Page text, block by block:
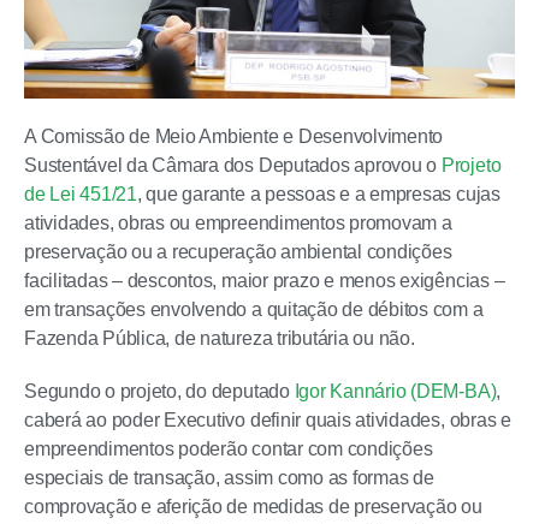
A Comissão de Meio Ambiente e Desenvolvimento
Sustentável da Câmara dos Deputados aprovou o Projeto
de Lei 451/21, que garante a pessoas e a empresas cujas
atividades, obras ou empreendimentos promovam a
preservação ou a recuperação ambiental condições
facilitadas – descontos, maior prazo e menos exigências –
em transações envolvendo a quitação de débitos com a
Fazenda Pública, de natureza tributária ou não.
Segundo o projeto, do deputado Igor Kannário (DEM-BA),
caberá ao poder Executivo definir quais atividades, obras e
empreendimentos poderão contar com condições
especiais de transação, assim como as formas de
comprovação e aferição de medidas de preservação ou